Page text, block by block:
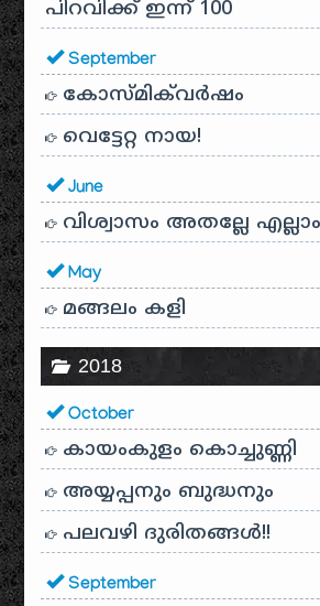
പിറവിക്ക് ഇന്ന് 100
September
കോസ്മിക്‌വർഷം
വെട്ടേറ്റ നായ!
June
വിശ്വാസം അതല്ലേ എല്ലാം
May
മങ്ങലം കളി
2018
October
കായം‌കുളം കൊച്ചുണ്ണി
അയ്യപ്പനും ബുദ്ധനും
പലവഴി ദുരിതങ്ങൾ!!
September